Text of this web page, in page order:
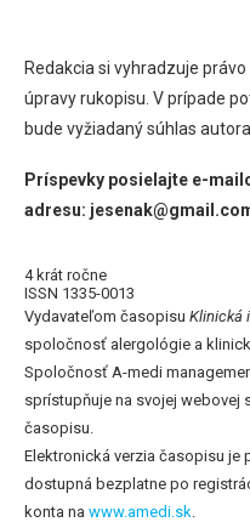
Redakcia si vyhradzuje
úpravy rukopisu. V prípade
bude vyžiadaný súhlas
Príspevky posielajte e-
adresu:
4 krát ročne
ISSN 1335-0013
Vydavateľom časopisu Klinická
spoločnosť alergológie a
Spoločnosť A-medi
sprístupňuje na svojej webovej
časopisu.
Elektronická verzia časopisu je
dostupná bezplatne po
konta na www.amedi.sk.